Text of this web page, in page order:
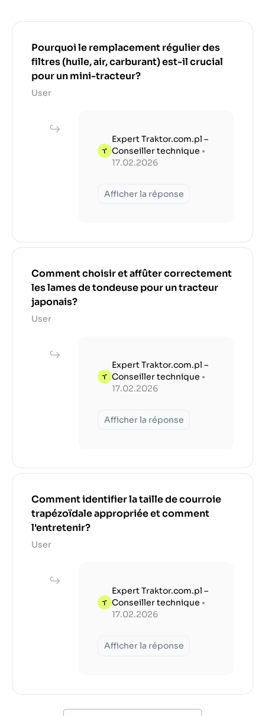
Pourquoi le remplacement régulier des
filtres (huile, air, carburant) est-il crucial
pour un mini-tracteur?
User
Expert Traktor.com.pl –
Conseiller technique •
17.02.2026
Afficher la réponse
Comment choisir et affûter correctement
les lames de tondeuse pour un tracteur
japonais?
User
Expert Traktor.com.pl –
Conseiller technique •
17.02.2026
Afficher la réponse
Comment identifier la taille de courroie
trapézoïdale appropriée et comment
l'entretenir?
User
Expert Traktor.com.pl –
Conseiller technique •
17.02.2026
Afficher la réponse